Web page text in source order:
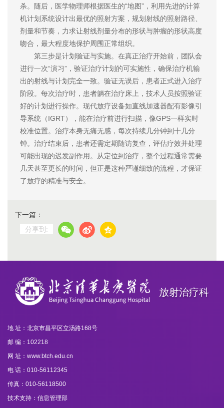
杀。随后，医学物理师根据医生的“地图”，利用先进的计算
机计划系统设计出最优的照射方案，规划射线的照射路径、
剂量和节奏，力求让射线剂量分布的形状与肿瘤的形状高度
吻合，最大程度地保护周围正常组织。
第三步是计划验证与实施。在真正治疗开始前，团队会
进行一次“演习”，验证治疗计划的可实施性，确保治疗机输
出的射线与计划完全一致。验证无误后，患者正式进入治疗
阶段。每次治疗时，患者躺在治疗床上，技术人员按照验证
好的计划进行操作。现代放疗设备如直线加速器配有影像引
导系统（IGRT），能在治疗前进行扫描，像GPS一样实时
校准位置。治疗本身无痛无感，每次持续几分钟到十几分
钟。治疗结束后，患者还需定期随访复查，评估疗效并处理
可能出现的迟发副作用。从定位到治疗，整个过程通常需要
几天甚至更长的时间，但正是这种严谨细致的流程，才保证
了放疗的精准与安全。
下一篇：
分享到:
放射治疗科
地 址：北京市昌平区立汤路168号
邮 编：102218
网 址：www.btch.edu.cn
电 话：010-56112345
传真：010-56118500
技术支持：信息管理部